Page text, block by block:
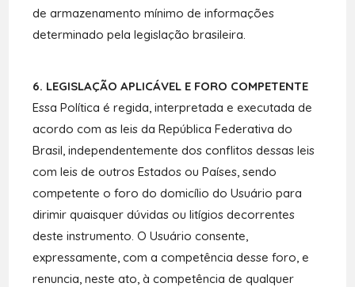
de armazenamento mínimo de informações
determinado pela legislação brasileira.
6. LEGISLAÇÃO APLICÁVEL E FORO COMPETENTE
Essa Política é regida, interpretada e executada de
acordo com as leis da República Federativa do
Brasil, independentemente dos conflitos dessas leis
com leis de outros Estados ou Países, sendo
competente o foro do domicílio do Usuário para
dirimir quaisquer dúvidas ou litígios decorrentes
deste instrumento. O Usuário consente,
expressamente, com a competência desse foro, e
renuncia, neste ato, à competência de qualquer